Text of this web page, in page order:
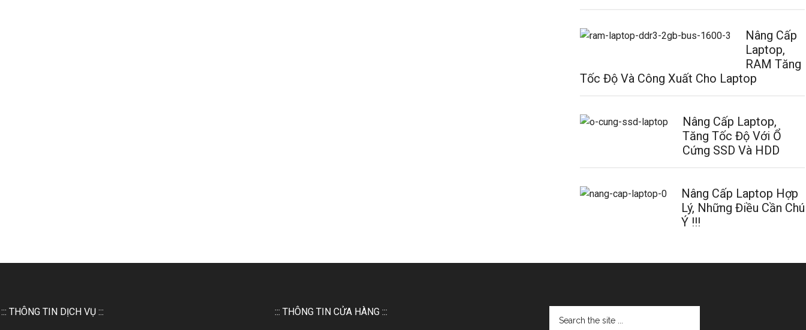
Nâng Cấp
Laptop,
RAM Tăng
Tốc Độ Và Công Xuất Cho Laptop
Nâng Cấp Laptop,
Tăng Tốc Độ Với Ổ
Cứng SSD Và HDD
Nâng Cấp Laptop Hợp
Lý, Những Điều Cần Chú
Ý !!!
::: THÔNG TIN DỊCH VỤ ::: ::: THÔNG TIN CỬA HÀNG :::